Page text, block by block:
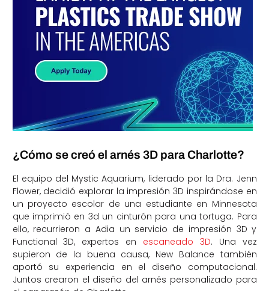
¿Cómo se creó el arnés 3D para Charlotte?
El equipo del Mystic Aquarium, liderado por la Dra. Jenn
Flower, decidió explorar la impresión 3D inspirándose en
un proyecto escolar de una estudiante en Minnesota
que imprimió en 3d un cinturón para una tortuga. Para
ello, recurrieron a Adia un servicio de impresión 3D y
Functional 3D, expertos en escaneado 3D. Una vez
supieron de la buena causa, New Balance también
aportó su experiencia en el diseño computacional.
Juntos crearon el diseño del arnés personalizado para